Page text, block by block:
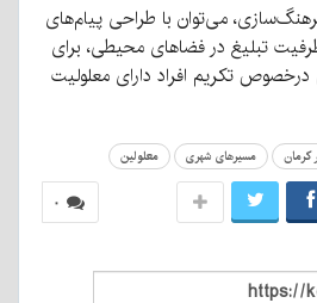
می‌توان با طراحی پیام‌های
تبلیغ در فضا‌های محیطی، برای
تکریم افراد دارای معلولیت
کرمان مسیرهای شهری معلولین
۰